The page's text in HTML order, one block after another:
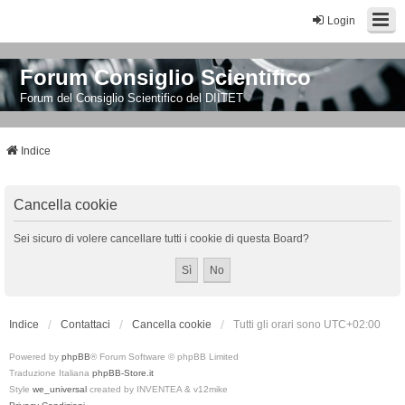
Login
Forum Consiglio Scientifico
Forum del Consiglio Scientifico del DIITET
Indice
Cancella cookie
Sei sicuro di volere cancellare tutti i cookie di questa Board?
Indice Contattaci Cancella cookie Tutti gli orari sono UTC+02:00
Powered by phpBB® Forum Software © phpBB Limited
Traduzione Italiana phpBB-Store.it
Style we_universal created by INVENTEA & v12mike